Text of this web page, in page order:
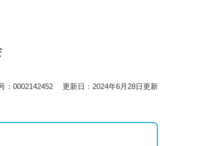
：0002142452 更新日：2024年6月28日更新